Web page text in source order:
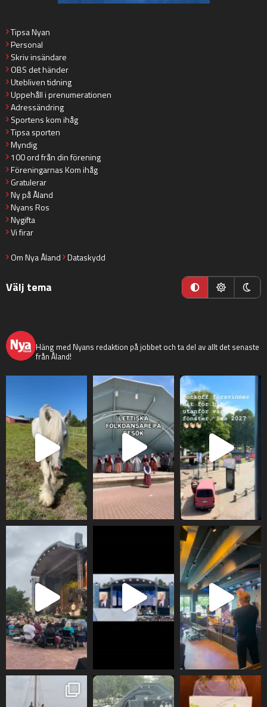
Tipsa Nyan
Personal
Skriv insändare
OBS det händer
Utebliven tidning
Uppehåll i prenumerationen
Adressändring
Sportens kom ihåg
Tipsa sporten
Myndig
100 ord från din förening
Föreningarnas Kom ihåg
Gratulerar
Ny på Åland
Nyans Ros
Nygifta
Vi firar
Om Nya Åland Dataskydd
Välj tema
Häng med Nyans redaktion på jobbet och ta del av allt det senaste
från Åland!